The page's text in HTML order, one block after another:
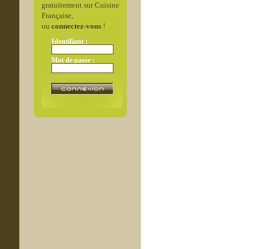
gratuitement sur Cuisine
Française,
ou connectez-vous!
Identifiant :
Mot de passe :